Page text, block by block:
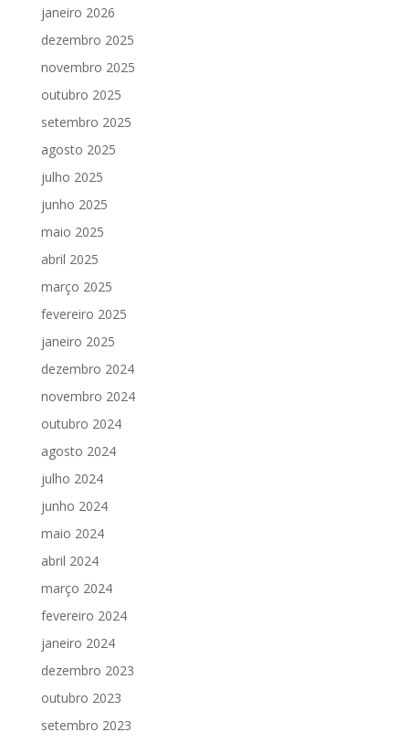
janeiro 2026
dezembro 2025
novembro 2025
outubro 2025
setembro 2025
agosto 2025
julho 2025
junho 2025
maio 2025
abril 2025
março 2025
fevereiro 2025
janeiro 2025
dezembro 2024
novembro 2024
outubro 2024
agosto 2024
julho 2024
junho 2024
maio 2024
abril 2024
março 2024
fevereiro 2024
janeiro 2024
dezembro 2023
outubro 2023
setembro 2023